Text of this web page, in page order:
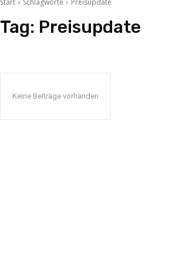
Start Schlagworte Preisupdate
Tag: Preisupdate
Keine Beiträge vorhanden